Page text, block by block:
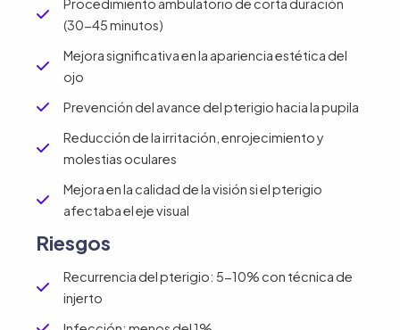
Procedimiento ambulatorio de corta duración
(30-45 minutos)
Mejora significativa en la apariencia estética del
ojo
Prevención del avance del pterigio hacia la pupila
Reducción de la irritación, enrojecimiento y
molestias oculares
Mejora en la calidad de la visión si el pterigio
afectaba el eje visual
Riesgos
Recurrencia del pterigio: 5-10% con técnica de
injerto